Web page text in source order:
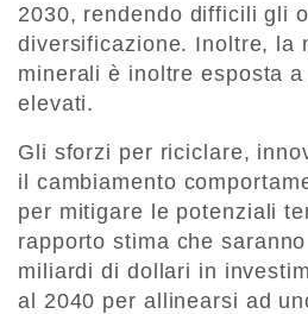
2030, rendendo difficili gli
diversificazione. Inoltre, la
minerali è inoltre esposta
elevati.
Gli sforzi per riciclare,
il cambiamento
per mitigare le potenziali
rapporto stima che
miliardi di dollari in
al 2040 per allinearsi ad